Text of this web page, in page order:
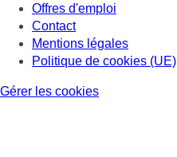
Offres d'emploi
Contact
Mentions légales
Politique de cookies (UE)
Gérer les cookies